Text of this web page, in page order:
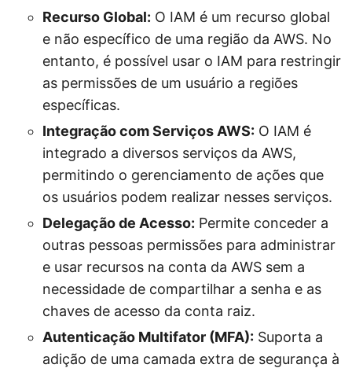
Recurso Global: O IAM é um recurso global
e não específico de uma região da AWS. No
entanto, é possível usar o IAM para restringir
as permissões de um usuário a regiões
específicas.
Integração com Serviços AWS: O IAM é
integrado a diversos serviços da AWS,
permitindo o gerenciamento de ações que
os usuários podem realizar nesses serviços.
Delegação de Acesso: Permite conceder a
outras pessoas permissões para administrar
e usar recursos na conta da AWS sem a
necessidade de compartilhar a senha e as
chaves de acesso da conta raiz.
Autenticação Multifator (MFA): Suporta a
adição de uma camada extra de segurança à